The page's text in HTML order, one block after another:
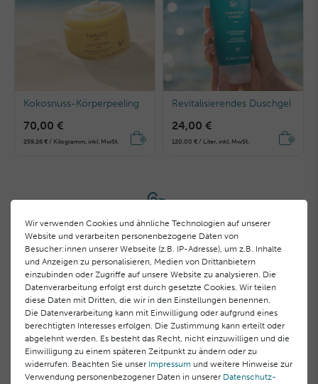
Kokosnuss-Körperpeeling
70,00 €
259,26 € / Kilogramm, inkl. MwSt.
Revitalisierendes Duschgel
24,00 €
120,00 € / Liter, inkl. MwSt.
Offizieller Herstellershop
direkt & sicher einkaufen
Gratisprobenbei jeder Bestellung
Wir verwenden Cookies und ähnliche Technologien auf unserer
Website und verarbeiten personenbezogene Daten von
Besucher:innen unserer Webseite (z.B. IP-Adresse), um z.B. Inhalte
und Anzeigen zu personalisieren, Medien von Drittanbietern
einzubinden oder Zugriffe auf unsere Website zu analysieren. Die
Datenverarbeitung erfolgt erst durch gesetzte Cookies. Wir teilen
diese Daten mit Dritten, die wir in den Einstellungen benennen.
Die Datenverarbeitung kann mit Einwilligung oder aufgrund eines
berechtigten Interesses erfolgen. Die Zustimmung kann erteilt oder
abgelehnt werden. Es besteht das Recht, nicht einzuwilligen und die
Einwilligung zu einem späteren Zeitpunkt zu ändern oder zu
widerrufen. Beachten Sie unser Impressum und weitere Hinweise zur
Verwendung personenbezogener Daten in unserer Daten­schutz­